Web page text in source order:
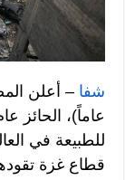
شفا
للطبيعة في
قطاع غزة